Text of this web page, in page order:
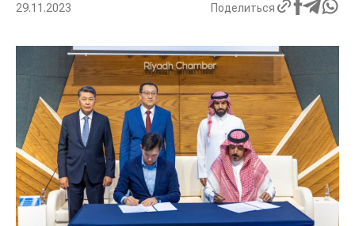
29.11.2023 Поделиться